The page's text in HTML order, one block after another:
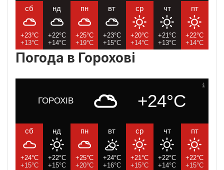
сб
+23°C
+13°C
нд
+22°C
+14°C
пн
+25°C
+19°C
вт
+23°C
+15°C
ср
+20°C
+14°C
чт
+21°C
+13°C
пт
+22°C
+14°C
Погода в Горохові
ГОРОХІВ +24°C
сб
+24°C
+15°C
нд
+22°C
+15°C
пн
+25°C
+20°C
вт
+24°C
+16°C
ср
+21°C
+15°C
чт
+22°C
+14°C
пт
+22°C
+15°C